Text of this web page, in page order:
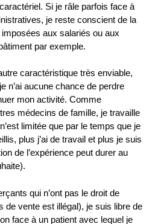
Si je râle parfois face à
je reste conscient de la
aux salariés ou aux
par exemple.
caractéristique très enviable,
n’ai aucune chance de perdre
mon activité. Comme
médecins de famille, je travaille
limitée que par le temps que je
plus j’ai de travail et plus je suis
de l’expérience peut durer au
qui n’ont pas le droit de
de vente est illégal), je suis libre de
face à un patient avec lequel je